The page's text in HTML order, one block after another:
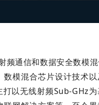
频通信和数据安全数模
模混合芯片设计技术
以无线射频Sub-GHz